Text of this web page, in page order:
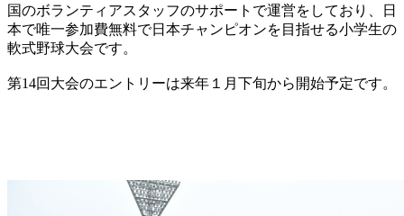
国のボランティアスタッフのサポートで運営をしており、日
本で唯一参加費無料で日本チャンピオンを目指せる小学生の
軟式野球大会です。
第14回大会のエントリーは来年１月下旬から開始予定です。